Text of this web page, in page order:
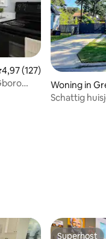
beoordeling
4,97 (127)
Woning in
Schattig
Superhost